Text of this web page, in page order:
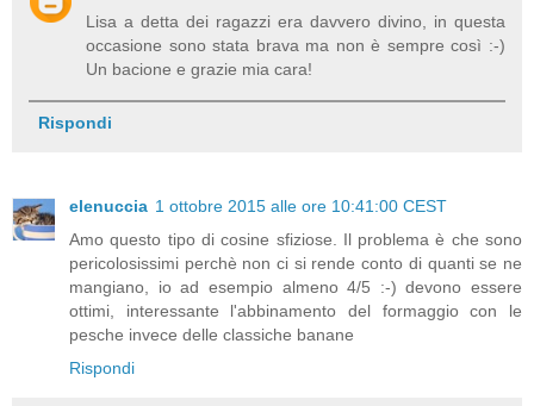
Lisa a detta dei ragazzi era davvero divino, in questa
occasione sono stata brava ma non è sempre così :-)
Un bacione e grazie mia cara!
Rispondi
elenuccia 1 ottobre 2015 alle ore 10:41:00 CEST
Amo questo tipo di cosine sfiziose. Il problema è che sono
pericolosissimi perchè non ci si rende conto di quanti se ne
mangiano, io ad esempio almeno 4/5 :-) devono essere
ottimi, interessante l'abbinamento del formaggio con le
pesche invece delle classiche banane
Rispondi